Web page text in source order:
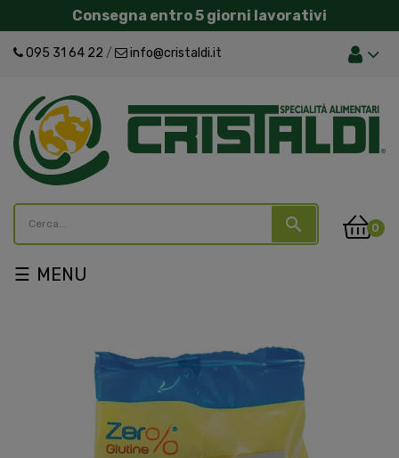
Consegna entro 5 giorni lavorativi
095 31 64 22 / info@cristaldi.it
search 0
navigazione
☰